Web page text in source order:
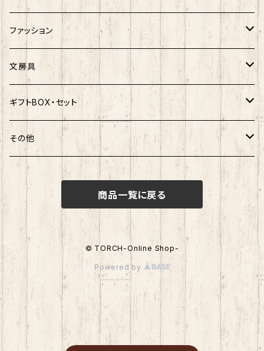
ぐでたま
ポムポムプリン
ポチャッコ
ばつ丸
マイメロディ
けろっぴ
タキシードサム
こぎみゅん
ウィッシュミーメル
リトルツインスターズ
ご当地ベア
スヌーピー
赤べこ・ガラガラべこ
マッチョシリーズ
もちシリーズ
旅するマメしば
旅カワウソ・しばいぬ
むすび丸
楽天ゴールデンイーグルス×おえかきさん
楽天ゴールデンイーグルス×ご当地ベア
ネコムネandシバ×鳥獣戯画
楽天ゴールデンイーグルス×もちシリーズ
サンリオ×ご当地ベア
秋田犬
しばっころ
わさお
むすび丸
ホヤぼーや
キティ
ネコムネandシバ
ご当地ハムスター
ご当地ベア
秋田犬
しばっころ
わさお
むすび丸
ネコムネandシバ
ホヤぼーや
スヌーピー
秋田犬
わさお
むすび丸
ネコムネ
ゆきお
おそ松さん
サンリオキャラクター他
ホヤぼーや
秋田犬
キティ
むすび丸
ミニオン
わさお
ネコムネandシバ
ファッション
Tシャツ
ネクタイ
靴下
ルームシューズ
パーカー・トレーナー
文房具
ボールペン
マグネット
クリアファイル
ステッカー
ピンバッチ
御朱印帳
ギフトBOX・セット
福袋
その他
トートバック
その他雑貨
ホヤぼーや
ボクサーパンツ
マスク
アクリルスタンド
商品一覧に戻る
© TORCH-Online Shop-
Powered by